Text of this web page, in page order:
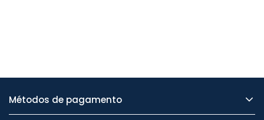
Métodos de pagamento